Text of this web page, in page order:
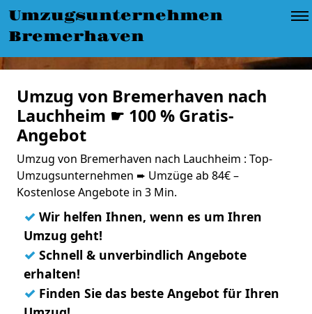
Umzugsunternehmen
Bremerhaven
Umzug von Bremerhaven nach
Lauchheim ☛ 100 % Gratis-
Angebot
Umzug von Bremerhaven nach Lauchheim : Top-
Umzugsunternehmen ➨ Umzüge ab 84€ –
Kostenlose Angebote in 3 Min.
✓ Wir helfen Ihnen, wenn es um Ihren
Umzug geht!
✓ Schnell & unverbindlich Angebote
erhalten!
✓ Finden Sie das beste Angebot für Ihren